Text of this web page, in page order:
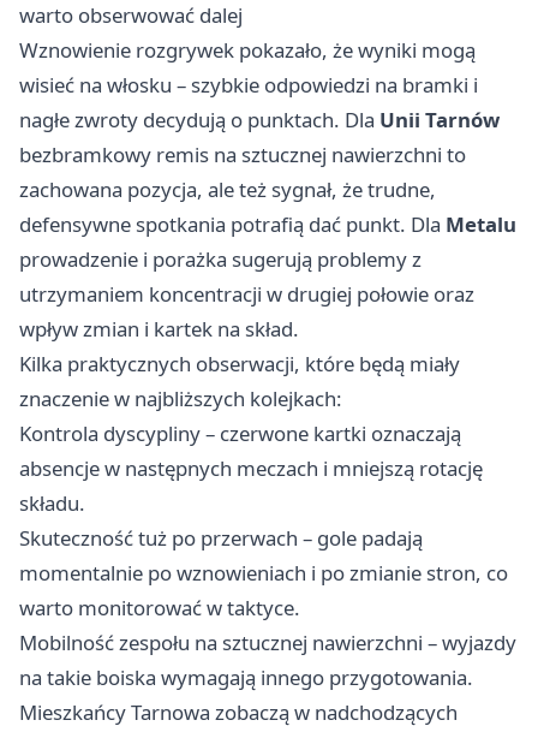
warto obserwować dalej
Wznowienie rozgrywek pokazało, że wyniki mogą
wisieć na włosku – szybkie odpowiedzi na bramki i
nagłe zwroty decydują o punktach. Dla Unii Tarnów
bezbramkowy remis na sztucznej nawierzchni to
zachowana pozycja, ale też sygnał, że trudne,
defensywne spotkania potrafią dać punkt. Dla Metalu
prowadzenie i porażka sugerują problemy z
utrzymaniem koncentracji w drugiej połowie oraz
wpływ zmian i kartek na skład.
Kilka praktycznych obserwacji, które będą miały
znaczenie w najbliższych kolejkach:
Kontrola dyscypliny – czerwone kartki oznaczają
absencje w następnych meczach i mniejszą rotację
składu.
Skuteczność tuż po przerwach – gole padają
momentalnie po wznowieniach i po zmianie stron, co
warto monitorować w taktyce.
Mobilność zespołu na sztucznej nawierzchni – wyjazdy
na takie boiska wymagają innego przygotowania.
Mieszkańcy Tarnowa zobaczą w nadchodzących